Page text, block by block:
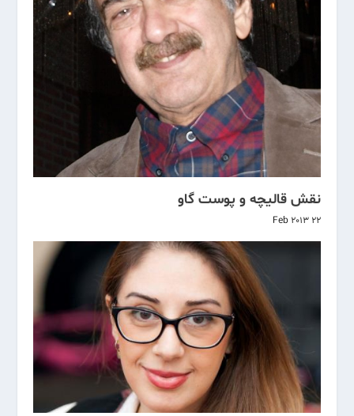
نقش قالیچه و پوست گاو
22 Feb 2013